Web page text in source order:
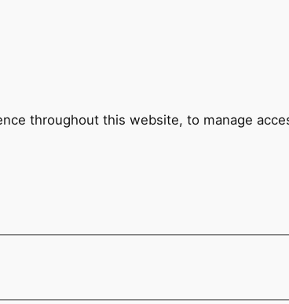
throughout this website, to manage